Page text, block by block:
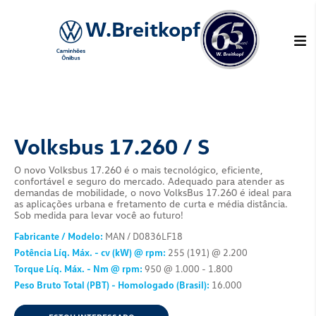
W.Breitkopf
Volksbus 17.260 / S
O novo Volksbus 17.260 é o mais
confortável e seguro do mercado. Adequado
demandas de mobilidade, o novo VolksBus
as aplicações urbana e fretamento de curta e
Sob medida para levar você ao futuro!